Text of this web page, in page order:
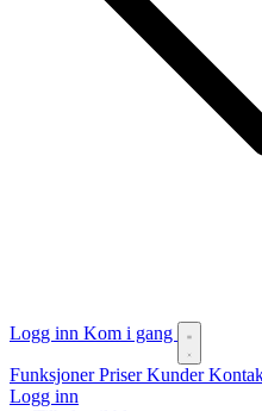
Logg inn Kom i gang
FunksjonerPriserKunder
Logg inn